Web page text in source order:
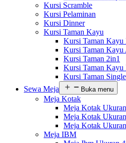
Kursi Scramble
Kursi Pelaminan
Kursi Dinner
Kursi Taman Kayu
Kursi Taman Kayu
Kursi Taman Kayu
Kursi Taman 2in1
Kursi Taman
Kursi Taman Single
Sewa Meja
Buka menu
Meja Kotak
Meja Kotak
Meja Kotak
Meja Kotak
Meja IBM